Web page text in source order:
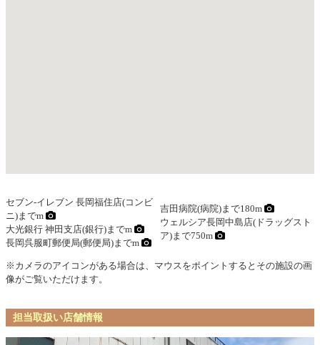
セブン-イレブン 長岡福住店(コンビ
ニ)までm
大光銀行 神田支店(銀行)までm
長岡呉服町郵便局(郵便局)までm
吉田病院(病院)まで180m
ウェルシア長岡中島店(ドラッグスト
ア)まで750m
※カメラのアイコンがある場合は、マウスをポイントするとその施設の画
像がご覧いただけます。
担当取扱い店舗情報